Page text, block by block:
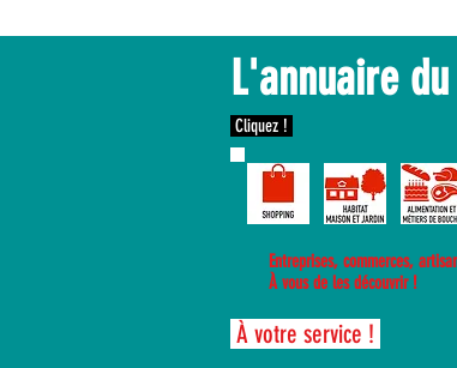
L'annuaire du
Cliquez !
Entreprises, commerces,
À vous de les découvrir !
À votre service !